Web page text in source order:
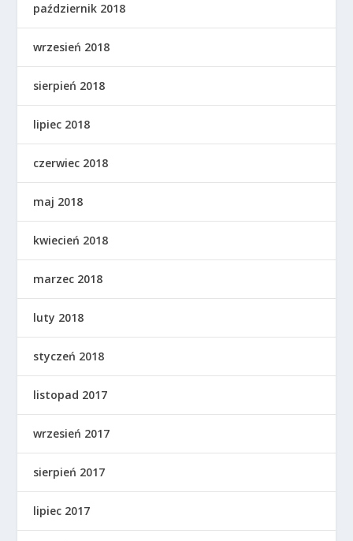
październik 2018
wrzesień 2018
sierpień 2018
lipiec 2018
czerwiec 2018
maj 2018
kwiecień 2018
marzec 2018
luty 2018
styczeń 2018
listopad 2017
wrzesień 2017
sierpień 2017
lipiec 2017